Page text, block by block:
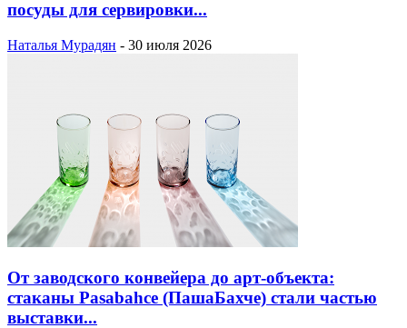
посуды для сервировки...
Наталья Мурадян - 30 июля 2026
От заводского конвейера до арт-объекта:
стаканы Pasabahce (ПашаБахче) стали частью
выставки...